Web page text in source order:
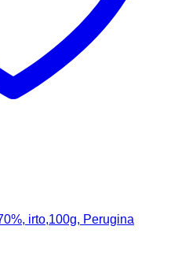
irto,100g, Perugina